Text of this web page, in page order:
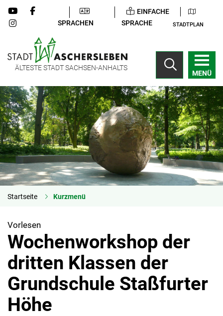
SPRACHEN
EINFACHE
SPRACHE
STADTPLAN
ÄLTESTE STADT SACHSEN-ANHALTS
MENÜ
Startseite Kurzmenü
Vorlesen
Wochenworkshop der
dritten Klassen der
Grundschule Staßfurter
Höhe